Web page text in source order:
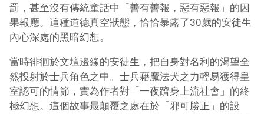
罰，甚至沒有傳統童話中「善有善報，惡有惡報」的因
果報應。這種道德真空狀態，恰恰暴露了30歲的安徒生
內心深處的黑暗幻想。
當時徘徊於文壇邊緣的安徒生，把自身對名利的渴望全
然投射於士兵角色之中。士兵藉魔法犬之力輕易獲得皇
室認可的情節，實為作者對「一夜躋身上流社會」的終
極幻想。這個故事最顛覆之處在於「邪可勝正」的設